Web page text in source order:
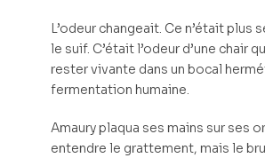
L’odeur changeait. Ce n’était plus
le suif. C’était l’odeur d’une chair
rester vivante dans un bocal
fermentation humaine.
Amaury plaqua ses mains sur ses
entendre le grattement, mais le